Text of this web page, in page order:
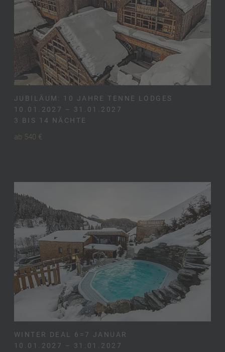
JUBILÄUM: 10 JAHRE TENNE LODGES
10.01.2027 – 31.01.2027
3 BIS 14 NÄCHTE
ab 540 €
WINTER DEAL 6=7 JANUAR
10.01.2027 – 31.01.2027